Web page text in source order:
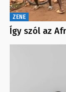
ZENE
Így szól az